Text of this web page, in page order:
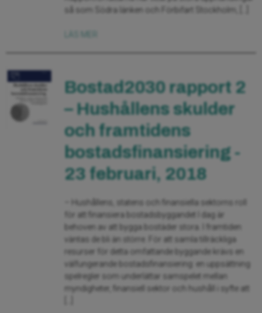
så som Södra länken och Förbifart Stockholm, […]
Bostad2030 rapport 2
– Hushållens skulder
och framtidens
bostadsfinansiering -
23 februari, 2018
– Hushållens, statens och finansiella sektorns roll
för att finansiera bostadsbyggandet I dag är
behoven av att bygga bostäder stora. I framtiden
väntas de bli än större. För att samla tillräckliga
resurser för detta omfattande byggande krävs en
välfungerande bostadsfinansiering: en uppsättning
spelregler som underlättar samspelet mellan
myndigheter, finansiell sektor och hushåll i syfte att